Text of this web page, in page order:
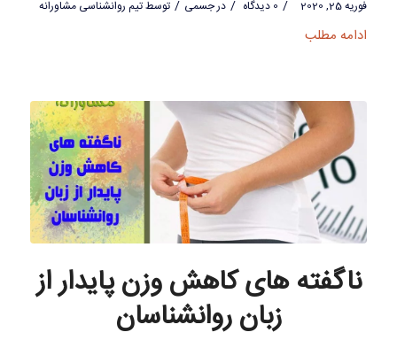
فوریه 25, 2020 / 0 دیدگاه / درجسمی / توسطتیم روانشناسی مشاورانه
ادامه مطلب
ناگفته های کاهش وزن پایدار از
زبان روانشناسان